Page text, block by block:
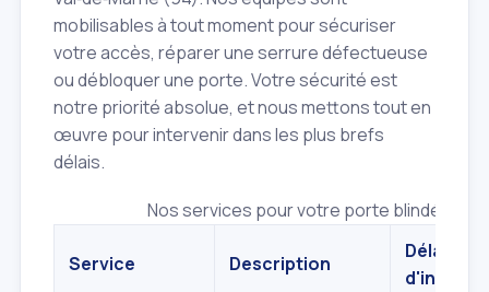
mobilisables à tout moment pour sécuriser
votre accès, réparer une serrure défectueuse
ou débloquer une porte. Votre sécurité est
notre priorité absolue, et nous mettons tout en
œuvre pour intervenir dans les plus brefs
délais.
Nos services pour votre porte blindée à
Service Description
Délai